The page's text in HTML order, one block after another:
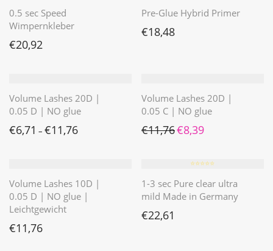
0.5 sec Speed
Wimpernkleber
€20,92
Pre-Glue Hybrid Primer
€18,48
Volume Lashes 20D |
0.05 D | NO glue
€6,71 – €11,76
Volume Lashes 20D |
0.05 C | NO glue
€11,76 Ursprünglicher Preis war:
€8,39Aktueller Preis ist:
Volume Lashes 10D |
0.05 D | NO glue |
Leichtgewicht
€11,76
⭐️⭐️⭐️⭐️⭐️
1-3 sec Pure clear ultra
mild Made in Germany
€22,61